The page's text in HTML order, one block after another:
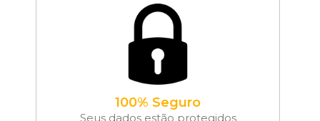
100% Seguro
Seus dados estão protegidos